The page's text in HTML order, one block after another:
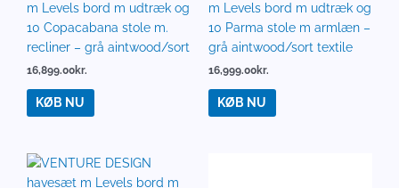
m Levels bord m udtræk og
10 Copacabana stole m.
recliner – grå aintwood/sort
16,899.00kr.
KØB NU
m Levels bord m udtræk og
10 Parma stole m armlæn –
grå aintwood/sort textile
16,999.00kr.
KØB NU